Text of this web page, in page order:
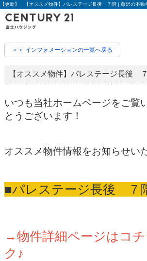
＜＜ インフォメーションの一覧へ戻る
【オススメ物件】パレステージ長後
いつも当社ホームページをご覧
とうございます！
オススメ物件情報をお知らせい
■パレステージ長後 ７
→物件詳細ページはコ
ク♪